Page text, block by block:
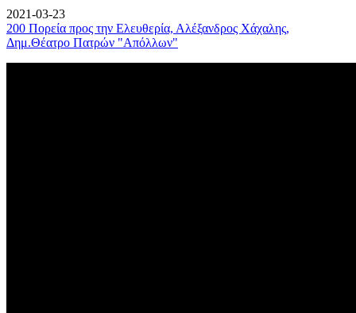
2021-03-23
200 Πορεία προς την Ελευθερία, Αλέξανδρος Χάχαλης,
Δημ.Θέατρο Πατρών "Απόλλων"